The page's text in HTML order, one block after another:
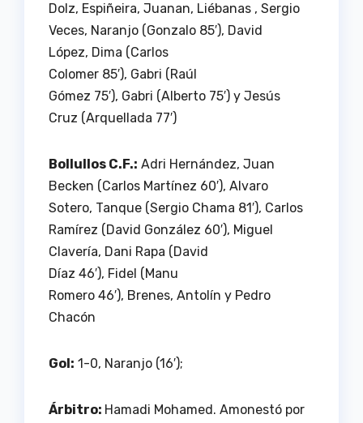
Dolz, Espiñeira, Juanan, Liébanas , Sergio
Veces, Naranjo (Gonzalo 85′), David
López, Dima (Carlos
Colomer 85′), Gabri (Raúl
Gómez 75′), Gabri (Alberto 75′) y Jesús
Cruz (Arquellada 77′)
Bollullos C.F.: Adri Hernández, Juan
Becken (Carlos Martínez 60′), Alvaro
Sotero, Tanque (Sergio Chama 81′), Carlos
Ramírez (David González 60′), Miguel
Clavería, Dani Rapa (David
Díaz 46′), Fidel (Manu
Romero 46′), Brenes, Antolín y Pedro
Chacón
Gol: 1-0, Naranjo (16′);
Árbitro: Hamadi Mohamed. Amonestó por